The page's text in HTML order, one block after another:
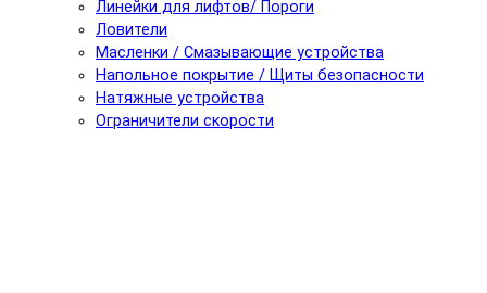
Линейки для лифтов/ Пороги
Ловители
Масленки / Смазывающие устройства
Напольное покрытие / Щиты безопасности
Натяжные устройства
Ограничители скорости